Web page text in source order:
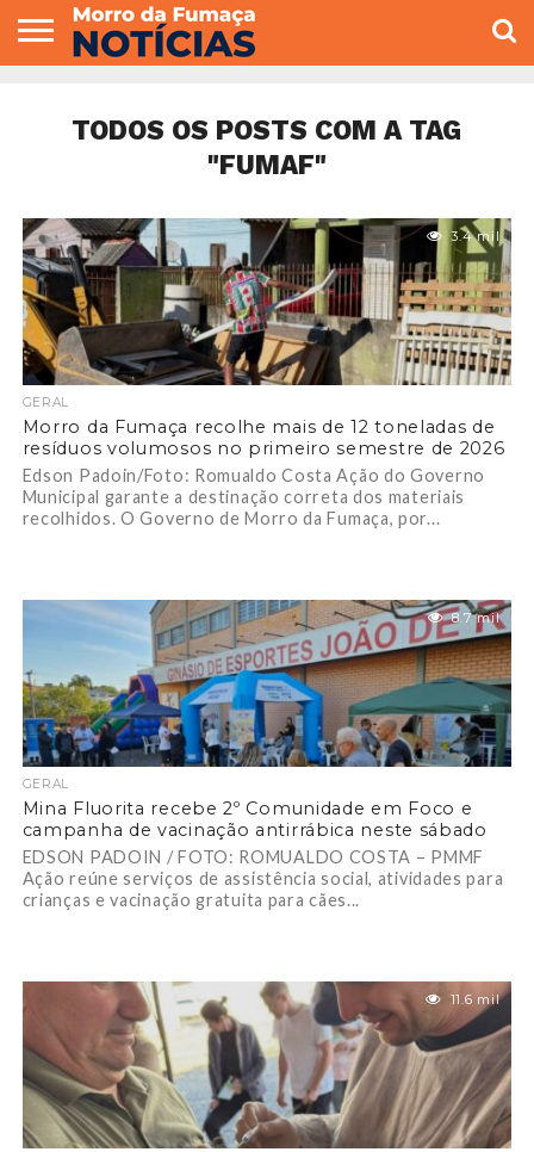
VEREADORES
TODOS OS POSTS COM A TAG
"FUMAF"
3.4 mil
GERAL
Morro da Fumaça recolhe mais de 12 toneladas de
resíduos volumosos no primeiro semestre de 2026
Edson Padoin/Foto: Romualdo Costa Ação do Governo
Municipal garante a destinação correta dos materiais
recolhidos. O Governo de Morro da Fumaça, por...
8.7 mil
GERAL
Mina Fluorita recebe 2º Comunidade em Foco e
campanha de vacinação antirrábica neste sábado
EDSON PADOIN / FOTO: ROMUALDO COSTA – PMMF
Ação reúne serviços de assistência social, atividades para
crianças e vacinação gratuita para cães...
11.6 mil